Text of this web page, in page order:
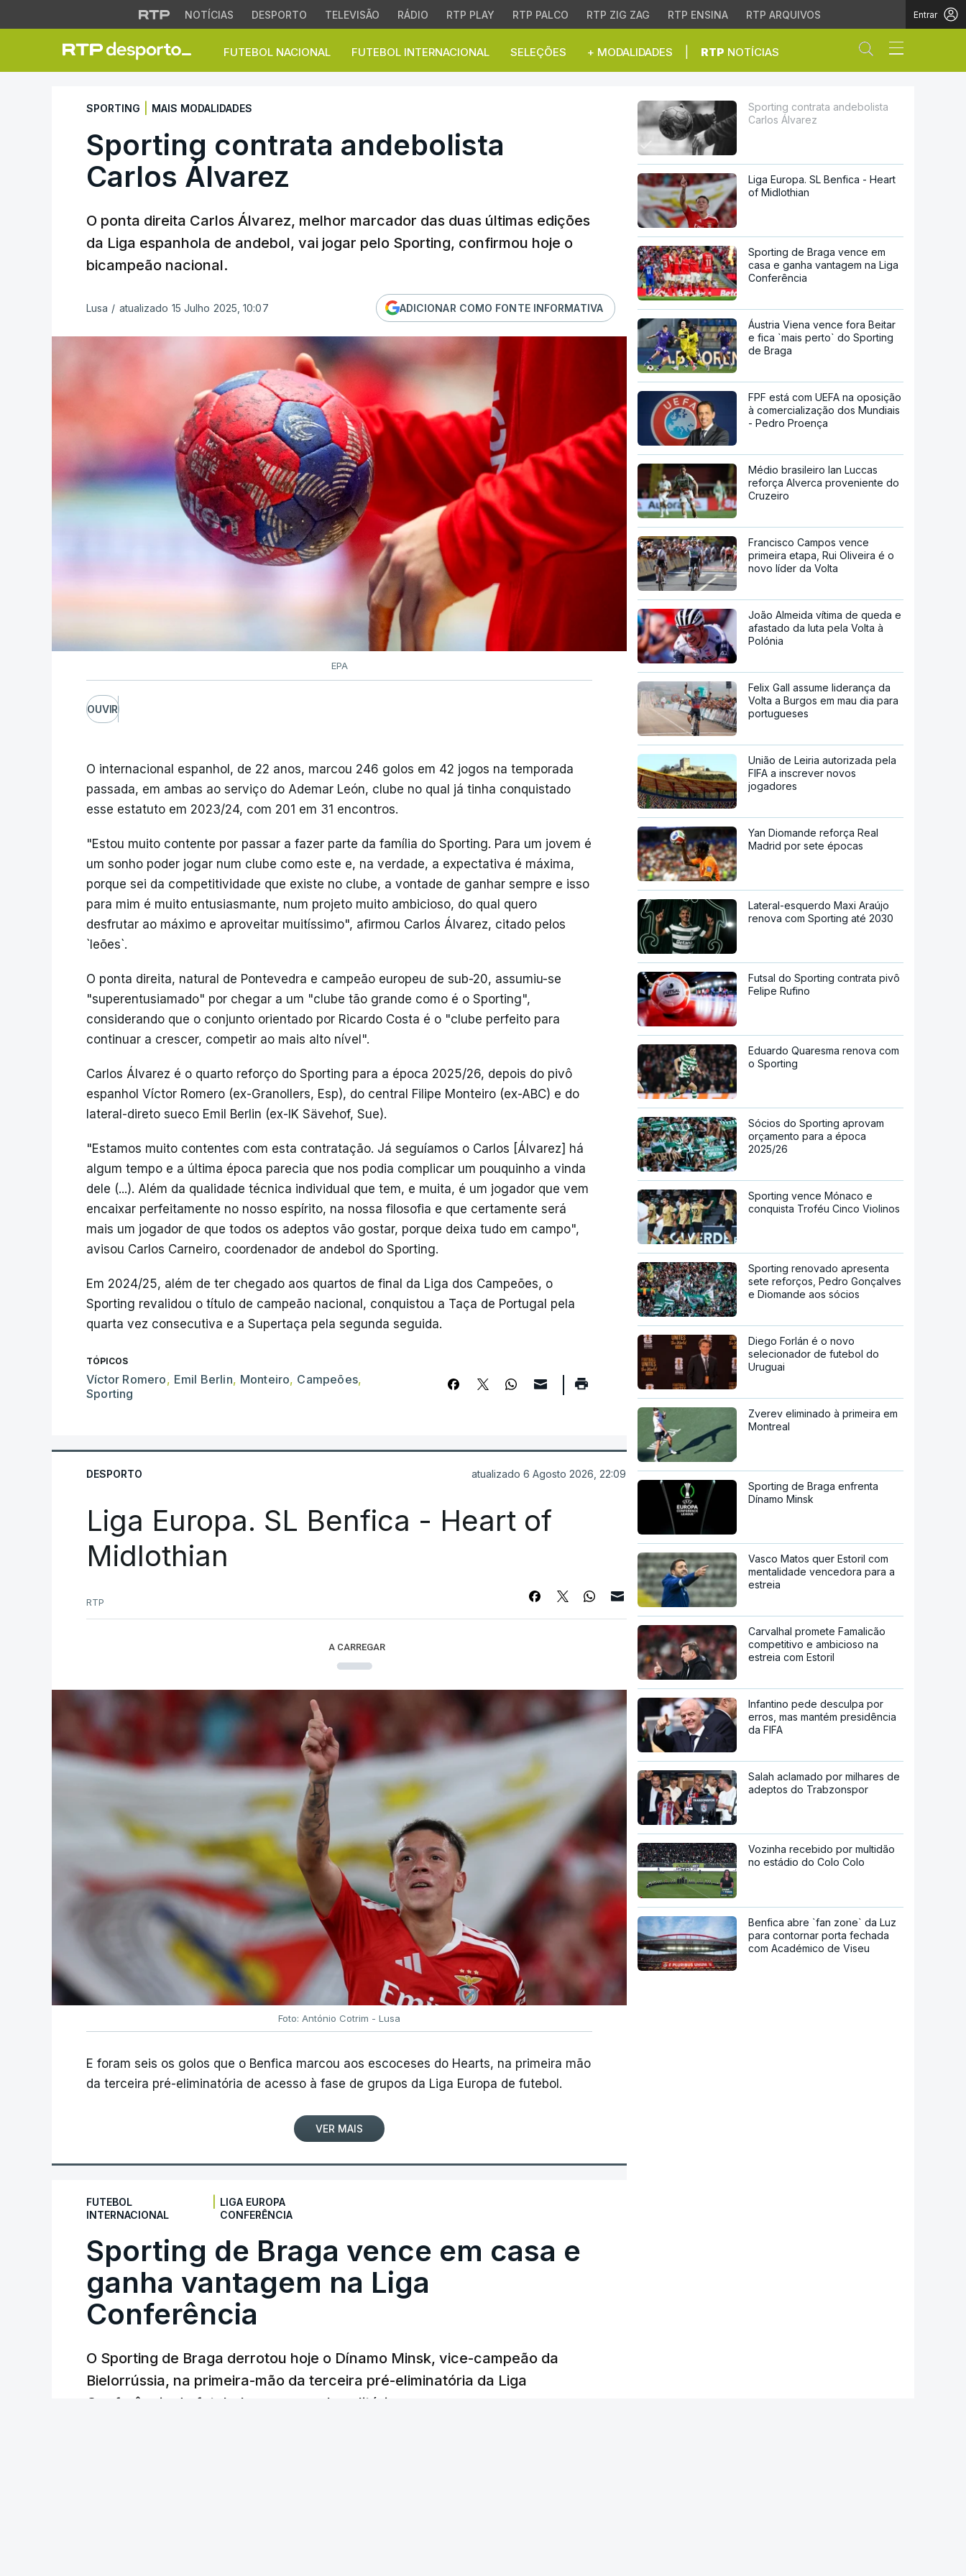
NOTÍCIAS DESPORTO TELEVISÃO RÁDIO RTP PLAY RTP PALCO RTP ZIG ZAG RTP ENSINA RTP ARQUIVOS Entrar
FUTEBOL NACIONAL FUTEBOL INTERNACIONAL SELEÇÕES + MODALIDADES RTP NOTÍCIAS Abrir campo
Sporting contrata andebolista Carlos Álvarez
SPORTING MAIS MODALIDADES
Sporting contrata andebolista
Carlos Álvarez
O ponta direita Carlos Álvarez, melhor marcador das duas últimas edições
da Liga espanhola de andebol, vai jogar pelo Sporting, confirmou hoje o
bicampeão nacional.
Lusa / atualizado 15 Julho 2025, 10:07 ADICIONAR COMO FONTE INFORMATIVA
EPA
OUVIR
O internacional espanhol, de 22 anos, marcou 246 golos em 42 jogos na temporada
passada, em ambas ao serviço do Ademar León, clube no qual já tinha conquistado
esse estatuto em 2023/24, com 201 em 31 encontros.
"Estou muito contente por passar a fazer parte da família do Sporting. Para um jovem é
um sonho poder jogar num clube como este e, na verdade, a expectativa é máxima,
porque sei da competitividade que existe no clube, a vontade de ganhar sempre e isso
para mim é muito entusiasmante, num projeto muito ambicioso, do qual quero
desfrutar ao máximo e aproveitar muitíssimo", afirmou Carlos Álvarez, citado pelos
`leões`.
O ponta direita, natural de Pontevedra e campeão europeu de sub-20, assumiu-se
"superentusiamado" por chegar a um "clube tão grande como é o Sporting",
considerando que o conjunto orientado por Ricardo Costa é o "clube perfeito para
continuar a crescer, competir ao mais alto nível".
Carlos Álvarez é o quarto reforço do Sporting para a época 2025/26, depois do pivô
espanhol Víctor Romero (ex-Granollers, Esp), do central Filipe Monteiro (ex-ABC) e do
lateral-direto sueco Emil Berlin (ex-IK Sävehof, Sue).
"Estamos muito contentes com esta contratação. Já seguíamos o Carlos [Álvarez] há
algum tempo e a última época parecia que nos podia complicar um pouquinho a vinda
dele (...). Além da qualidade técnica individual que tem, e muita, é um jogador que vem
encaixar perfeitamente no nosso espírito, na nossa filosofia e que certamente será
mais um jogador de que todos os adeptos vão gostar, porque deixa tudo em campo",
avisou Carlos Carneiro, coordenador de andebol do Sporting.
Em 2024/25, além de ter chegado aos quartos de final da Liga dos Campeões, o
Sporting revalidou o título de campeão nacional, conquistou a Taça de Portugal pela
quarta vez consecutiva e a Supertaça pela segunda seguida.
TÓPICOS
Víctor Romero, Emil Berlin, Monteiro, Campeões,
Sporting
DESPORTO atualizado 6 Agosto 2026, 22:09
Liga Europa. SL Benfica - Heart of
Midlothian
RTP
A CARREGAR
Foto: António Cotrim - Lusa
E foram seis os golos que o Benfica marcou aos escoceses do Hearts, na primeira mão
da terceira pré-eliminatória de acesso à fase de grupos da Liga Europa de futebol.
VER MAIS
FUTEBOL
INTERNACIONAL
LIGA EUROPA
CONFERÊNCIA
Sporting de Braga vence em casa e
ganha vantagem na Liga
Conferência
O Sporting de Braga derrotou hoje o Dínamo Minsk, vice-campeão da
Bielorrússia, na primeira-mão da terceira pré-eliminatória da Liga
Conferência de futebol, com um golo solitário.
Sporting contrata andebolista
Carlos Álvarez
Liga Europa. SL Benfica - Heart
of Midlothian
Sporting de Braga vence em
casa e ganha vantagem na Liga
Conferência
Áustria Viena vence fora Beitar
e fica `mais perto` do Sporting
de Braga
FPF está com UEFA na oposição
à comercialização dos Mundiais
- Pedro Proença
Médio brasileiro Ian Luccas
reforça Alverca proveniente do
Cruzeiro
Francisco Campos vence
primeira etapa, Rui Oliveira é o
novo líder da Volta
João Almeida vítima de queda e
afastado da luta pela Volta à
Polónia
Felix Gall assume liderança da
Volta a Burgos em mau dia para
portugueses
União de Leiria autorizada pela
FIFA a inscrever novos
jogadores
Yan Diomande reforça Real
Madrid por sete épocas
Lateral-esquerdo Maxi Araújo
renova com Sporting até 2030
Futsal do Sporting contrata pivô
Felipe Rufino
Eduardo Quaresma renova com
o Sporting
Sócios do Sporting aprovam
orçamento para a época
2025/26
Sporting vence Mónaco e
conquista Troféu Cinco Violinos
Sporting renovado apresenta
sete reforços, Pedro Gonçalves
e Diomande aos sócios
Diego Forlán é o novo
selecionador de futebol do
Uruguai
Zverev eliminado à primeira em
Montreal
Sporting de Braga enfrenta
Dínamo Minsk
Vasco Matos quer Estoril com
mentalidade vencedora para a
estreia
Carvalhal promete Famalicão
competitivo e ambicioso na
estreia com Estoril
Infantino pede desculpa por
erros, mas mantém presidência
da FIFA
Salah aclamado por milhares de
adeptos do Trabzonspor
Vozinha recebido por multidão
no estádio do Colo Colo
Benfica abre `fan zone` da Luz
para contornar porta fechada
com Académico de Viseu